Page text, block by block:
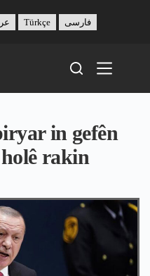
Türkçe فارسی
in gefên
rakin